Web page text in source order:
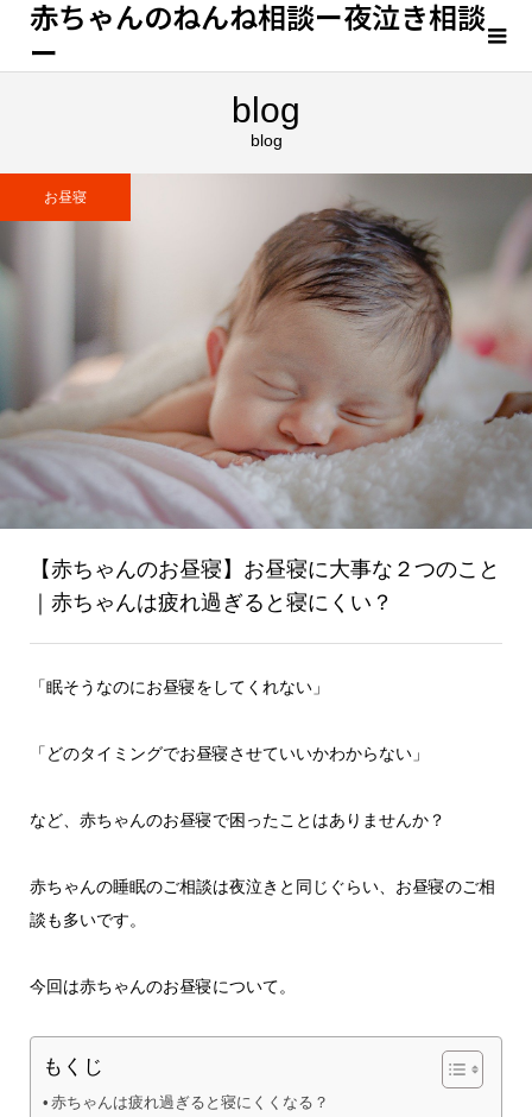
赤ちゃんのねんね相談ー夜泣き相談
ー
blog
blog
お昼寝
【赤ちゃんのお昼寝】お昼寝に大事な２つのこと
｜赤ちゃんは疲れ過ぎると寝にくい？
「眠そうなのにお昼寝をしてくれない」
「どのタイミングでお昼寝させていいかわからない」
など、赤ちゃんのお昼寝で困ったことはありませんか？
赤ちゃんの睡眠のご相談は夜泣きと同じぐらい、お昼寝のご相
談も多いです。
今回は赤ちゃんのお昼寝について。
もくじ
赤ちゃんは疲れ過ぎると寝にくくなる？